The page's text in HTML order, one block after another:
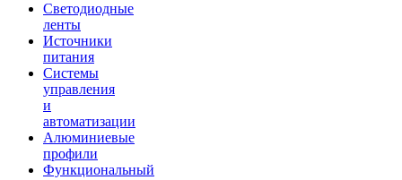
Светодиодные
ленты
Источники
питания
Системы
управления
и
автоматизации
Алюминиевые
профили
Функциональный